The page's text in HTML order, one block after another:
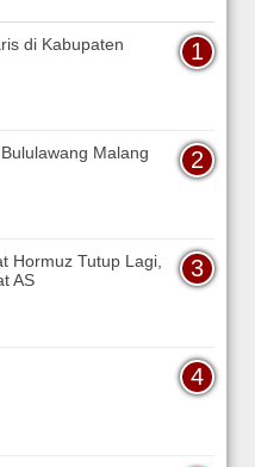
di Kabupaten
Malang
Hormuz Tutup Lagi,
AS